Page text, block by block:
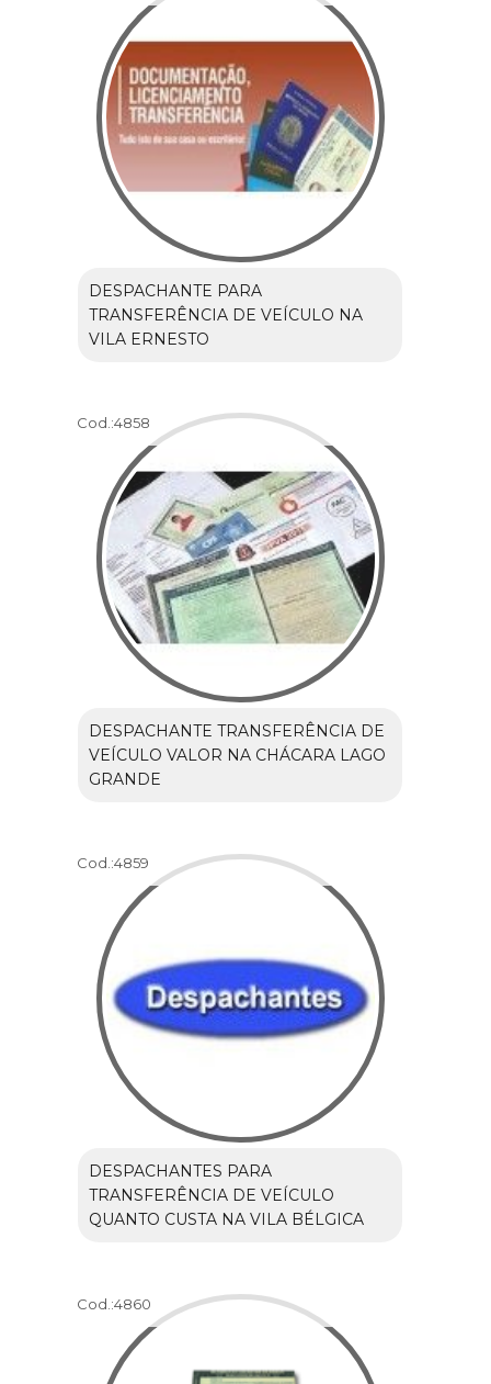
DESPACHANTE PARA
TRANSFERÊNCIA DE VEÍCULO NA
VILA ERNESTO
Cod.:4858
DESPACHANTE TRANSFERÊNCIA DE
VEÍCULO VALOR NA CHÁCARA LAGO
GRANDE
Cod.:4859
DESPACHANTES PARA
TRANSFERÊNCIA DE VEÍCULO
QUANTO CUSTA NA VILA BÉLGICA
Cod.:4860